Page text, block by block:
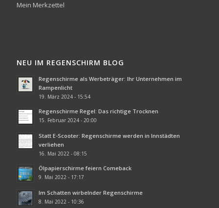
Mein Merkzettel
NEU IM REGENSCHIRM BLOG
Regenschirme als Werbeträger: Ihr Unternehmen im
Rampenlicht
19. März 2024 - 15:54
Regenschirme Regel: Das richtige Trocknen
15. Februar 2024 - 20:00
Statt E-Scooter: Regenschirme werden in Innstädten
verliehen
16. Mai 2022 - 08:15
Ölpapierschirme feiern Comeback
9. Mai 2022 - 17:17
Im Schatten wirbelnder Regenschirme
8. Mai 2022 - 10:36